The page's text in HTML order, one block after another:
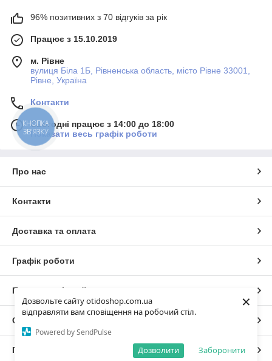
Дозвольте сайту otidoshop.com.ua
відправляти вам сповіщення на робочий стіл.
Powered by SendPulse
Заборонити
Дозволити
×
96% позитивних з 70 відгуків за рік
Працює з 15.10.2019
м. Рівне
вулиця Біла 1Б, Рівненська область, місто Рівне 33001,
Рівне, Україна
Контакти
Сьогодні працює з 14:00 до 18:00
Показати весь графік роботи
Про нас
Контакти
Доставка та оплата
Графік роботи
Повна версія сайту
Сайт створено на маркетплейсі
Політика конфіденційності
КНОПКА
ЗВ'ЯЗКУ